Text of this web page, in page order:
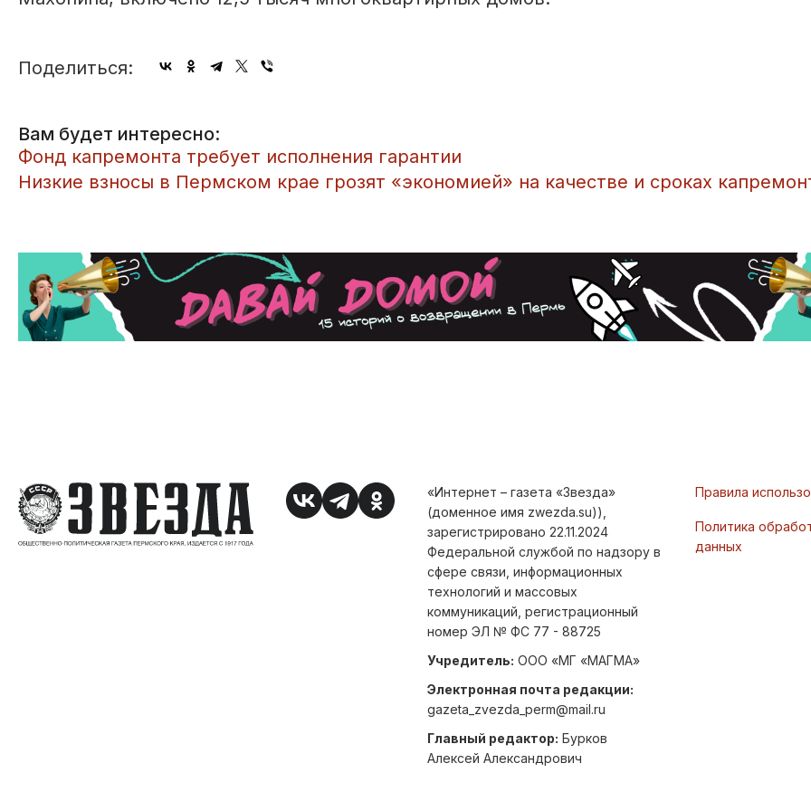
Поделиться:
Вам будет интересно:
Фонд капремонта требует исполнения гарантии
​Низкие взносы в Пермском крае грозят «экономией» на качестве и сроках
«Интернет – газета «Звезда»
(доменное имя zwezda.su)),
зарегистрировано 22.11.2024
Федеральной службой по надзору в
сфере связи, информационных
технологий и массовых
коммуникаций, регистрационный
номер ЭЛ № ФС 77 - 88725
Учредитель: ООО «МГ «МАГМА»
Электронная почта редакции:
gazeta_zvezda_perm@mail.ru
Главный редактор: Бурков
Алексей Александрович
Правила
Политика
данных